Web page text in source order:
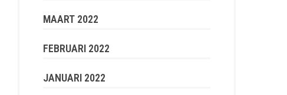
MAART 2022
FEBRUARI 2022
JANUARI 2022